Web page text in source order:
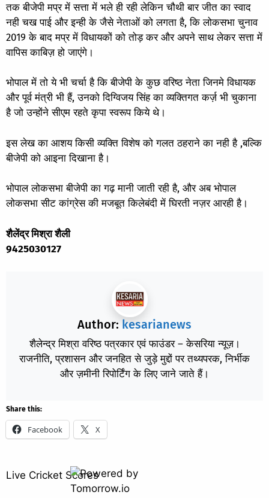
तक बीजेपी मप्र में सत्ता में भले ही रही लेकिन चौथी बार जीत का स्वाद
नही चख पाई और इन्ही के जैसे नेताओं को लगता है, कि लोकसभा चुनाव
2019 के बाद मप्र में विधायकों को तोड़ कर और अपने साथ लेकर सत्ता में
वापिस काबिज़ हो जाएंगे।
भोपाल में तो ये भी चर्चा है कि बीजेपी के कुछ वरिष्ठ नेता जिनमे विधायक
और पूर्व मंत्री भी हैं, उनको दिग्विजय सिंह का व्यक्तिगत कर्ज़ भी चुकाना
है जो उन्होंने सीएम रहते कृपा स्वरूप किये थे।
इस लेख का आशय किसी व्यक्ति विशेष को गलत ठहराने का नही है ,बल्कि
बीजेपी को आइना दिखाना है।
भोपाल लोकसभा बीजेपी का गढ़ मानी जाती रही है, और अब भोपाल
लोकसभा सीट कांग्रेस की मजबूत किलेबंदी में घिरती नज़र आरही है।
शैलेंद्र मिश्रा शैली
9425030127
Author: kesarianews
शैलेन्द्र मिश्रा वरिष्ठ पत्रकार एवं फाउंडर – केसरिया न्यूज़।
राजनीति, प्रशासन और जनहित से जुड़े मुद्दों पर तथ्यपरक, निर्भीक
और ज़मीनी रिपोर्टिंग के लिए जाने जाते हैं।
Share this:
Facebook X
Live Cricket Scores